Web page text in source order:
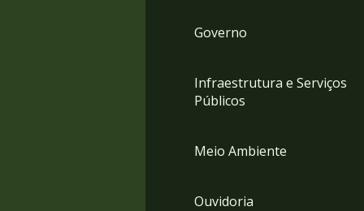
Governo
Infraestrutura e Serviços
Públicos
Meio Ambiente
Ouvidoria